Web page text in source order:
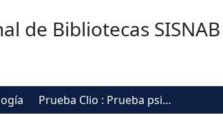
de Bibliotecas SISNAB
Prueba Clio : Prueba psicotécnica para Soluciones Globales S.A.S.